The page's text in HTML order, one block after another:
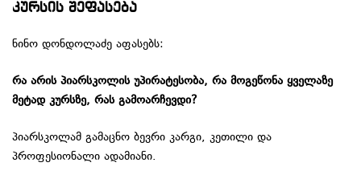
კურსის შეფასება
ნინო დონდოლაძე აფასებს:
რა არის პიარსკოლის უპირატესობა, რა მოგეწონა ყველაზე
მეტად კურსზე, რას გამოარჩევდი?
პიარსკოლამ გამაცნო ბევრი კარგი, კეთილი და
პროფესიონალი ადამიანი.